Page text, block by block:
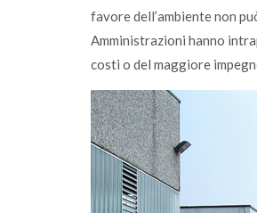
favore dell’ambiente non
Amministrazioni hanno
costi o del maggiore